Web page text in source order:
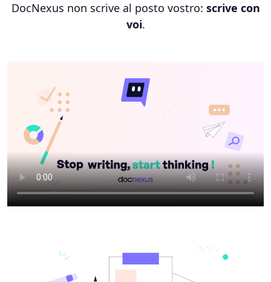
DocNexus non scrive al posto vostro: scrive con
voi.